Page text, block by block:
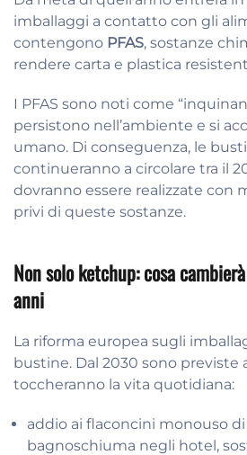
imballaggi a contatto con gli
contengono PFAS, sostanze
rendere carta e plastica
I PFAS sono noti come
persistono nell’ambiente e si
umano. Di conseguenza, le
continueranno a circolare tra il
dovranno essere realizzate con
privi di queste sostanze.
Non solo ketchup: cosa
anni
La riforma europea sugli
bustine. Dal 2030 sono previste
toccheranno la vita quotidiana:
addio ai flaconcini monouso
bagnoschiuma negli hotel,